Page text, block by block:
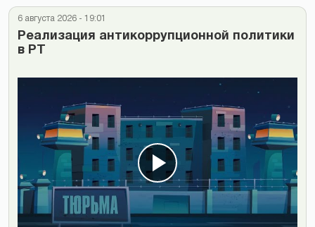
6 августа 2026 - 19:01
Реализация антикоррупционной политики
в РТ